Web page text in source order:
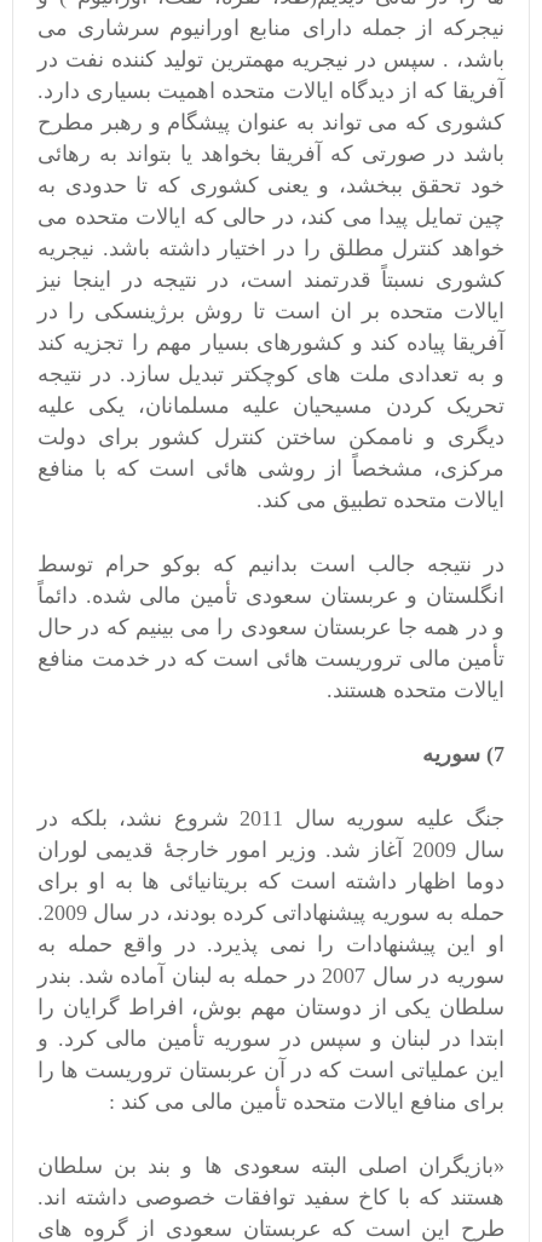
نیجرکه از جمله دارای منابع اورانیوم سرشاری می
باشد، . سپس در نیجریه مهمترین تولید کننده نفت در
آفریقا که از دیدگاه ایالات متحده اهمیت بسیاری دارد.
کشوری که می تواند به عنوان پیشگام و رهبر مطرح
باشد در صورتی که آفریقا بخواهد یا بتواند به رهائی
خود تحقق ببخشد، و یعنی کشوری که تا حدودی به
چین تمایل پیدا می کند، در حالی که ایالات متحده می
خواهد کنترل مطلق را در اختیار داشته باشد. نیجریه
کشوری نسبتاً قدرتمند است، در نتیجه در اینجا نیز
ایالات متحده بر ان است تا روش برژینسکی را در
آفریقا پیاده کند و کشورهای بسیار مهم را تجزیه کند
و به تعدادی ملت های کوچکتر تبدیل سازد. در نتیجه
تحریک کردن مسیحیان علیه مسلمانان، یکی علیه
دیگری و ناممکن ساختن کنترل کشور برای دولت
مرکزی، مشخصاً از روشی هائی است که با منافع
ایالات متحده تطبیق می کند.
در نتیجه جالب است بدانیم که بوکو حرام توسط
انگلستان و عربستان سعودی تأمین مالی شده. دائماً
و در همه جا عربستان سعودی را می بینیم که در حال
تأمین مالی تروریست هائی است که در خدمت منافع
ایالات متحده هستند.
7) سوریه
جنگ علیه سوریه سال 2011 شروع نشد، بلکه در
سال 2009 آغاز شد. وزیر امور خارجۀ قدیمی لوران
دوما اظهار داشته است که بریتانیائی ها به او برای
حمله به سوریه پیشنهاداتی کرده بودند، در سال 2009.
او این پیشنهادات را نمی پذیرد. در واقع حمله به
سوریه در سال 2007 در حمله به لبنان آماده شد. بندر
سلطان یکی از دوستان مهم بوش، افراط گرایان را
ابتدا در لبنان و سپس در سوریه تأمین مالی کرد. و
این عملیاتی است که در آن عربستان تروریست ها را
برای منافع ایالات متحده تأمین مالی می کند :
«بازیگران اصلی البته سعودی ها و بند بن سلطان
هستند که با کاخ سفید توافقات خصوصی داشته اند.
طرح این است که عربستان سعودی از گروه های